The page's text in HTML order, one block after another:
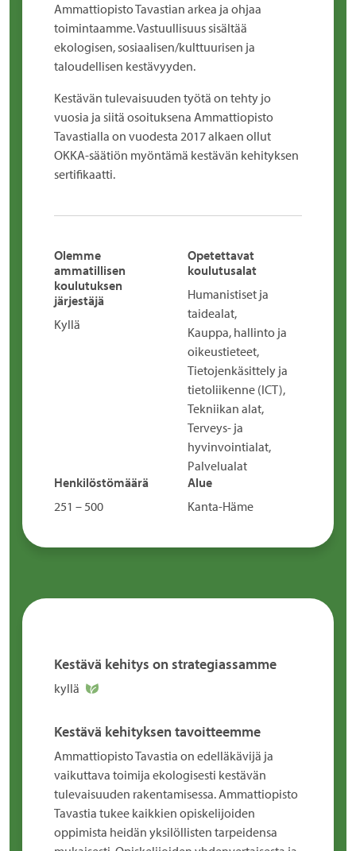
Ammattiopisto Tavastian arkea ja ohjaa
toimintaamme. Vastuullisuus sisältää
ekologisen, sosiaalisen/kulttuurisen ja
taloudellisen kestävyyden.
Kestävän tulevaisuuden työtä on tehty jo
vuosia ja siitä osoituksena Ammattiopisto
Tavastialla on vuodesta 2017 alkaen ollut
OKKA-säätiön myöntämä kestävän kehityksen
sertifikaatti.
Olemme
ammatillisen
koulutuksen
järjestäjä
Kyllä
Opetettavat
koulutusalat
Humanistiset ja
taidealat,
Kauppa, hallinto ja
oikeustieteet,
Tietojenkäsittely ja
tietoliikenne (ICT),
Tekniikan alat,
Terveys- ja
hyvinvointialat,
Palvelualat
Henkilöstömäärä
251 – 500
Alue
Kanta-Häme
Kestävä kehitys on strategiassamme
kyllä
Kestävä kehityksen tavoitteemme
Ammattiopisto Tavastia on edelläkävijä ja
vaikuttava toimija ekologisesti kestävän
tulevaisuuden rakentamisessa. Ammattiopisto
Tavastia tukee kaikkien opiskelijoiden
oppimista heidän yksilöllisten tarpeidensa